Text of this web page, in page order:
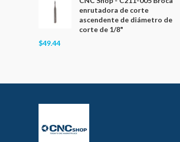
enrutadora de corte
ascendente de diámetro de
corte de 1/8"
$49.44